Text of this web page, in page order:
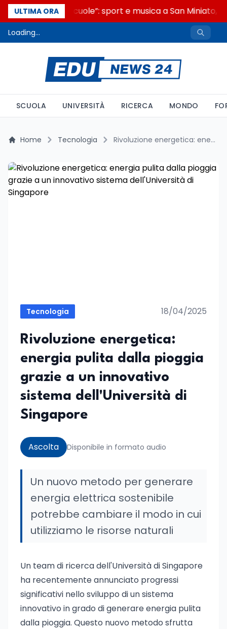
ULTIMA ORA
“Noi siamo le Scuole”: sport e musica a San Miniato,
Loading...
SCUOLA UNIVERSITÀ RICERCA MONDO
Home Tecnologia Rivoluzione energetica: energia pulita dalla pioggia grazie a un innovativo sistema dell'Università di Singapore
Tecnologia 18/04/2025
Rivoluzione energetica:
energia pulita dalla pioggia
grazie a un innovativo
sistema dell'Università di
Singapore
Ascolta Disponibile in formato audio
Un nuovo metodo per generare
energia elettrica sostenibile
potrebbe cambiare il modo in cui
utilizziamo le risorse naturali
Un team di ricerca dell'Università di Singapore
ha recentemente annunciato progressi
significativi nello sviluppo di un sistema
innovativo in grado di generare energia pulita
dalla pioggia. Questo nuovo metodo sfrutta